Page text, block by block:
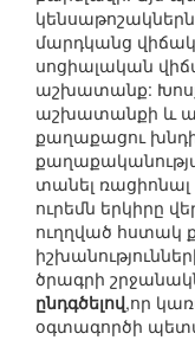
մարդկանց
սոցիալական
աշխատանք:
աշխատանքի և
քաղաքացու
տանել
ուրեմն երկիրը
ուղղված հստակ
ծրագրի
ընդգծելով,որ
օգտագործի